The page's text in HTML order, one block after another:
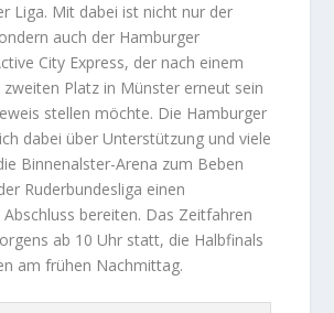
Liga. Mit dabei ist nicht nur der
auch der Hamburger
City Express, der nach einem
Platz in Münster erneut sein
stellen möchte. Die Hamburger
dabei über Unterstützung und viele
Binnenalster-Arena zum Beben
Ruderbundesliga einen
bereiten. Das Zeitfahren
ab 10 Uhr statt, die Halbfinals
am frühen Nachmittag.